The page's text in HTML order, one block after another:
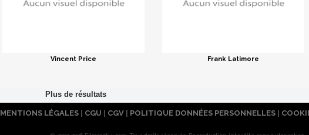
Vincent Price Frank Latimore
MENTIONS LÉGALES | CGU | CGV | POLITIQUE DONNÉES PERSONNELLES |